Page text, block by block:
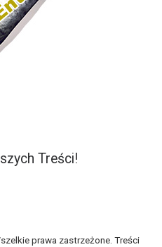
Treści!
prawa zastrzeżone. Treści